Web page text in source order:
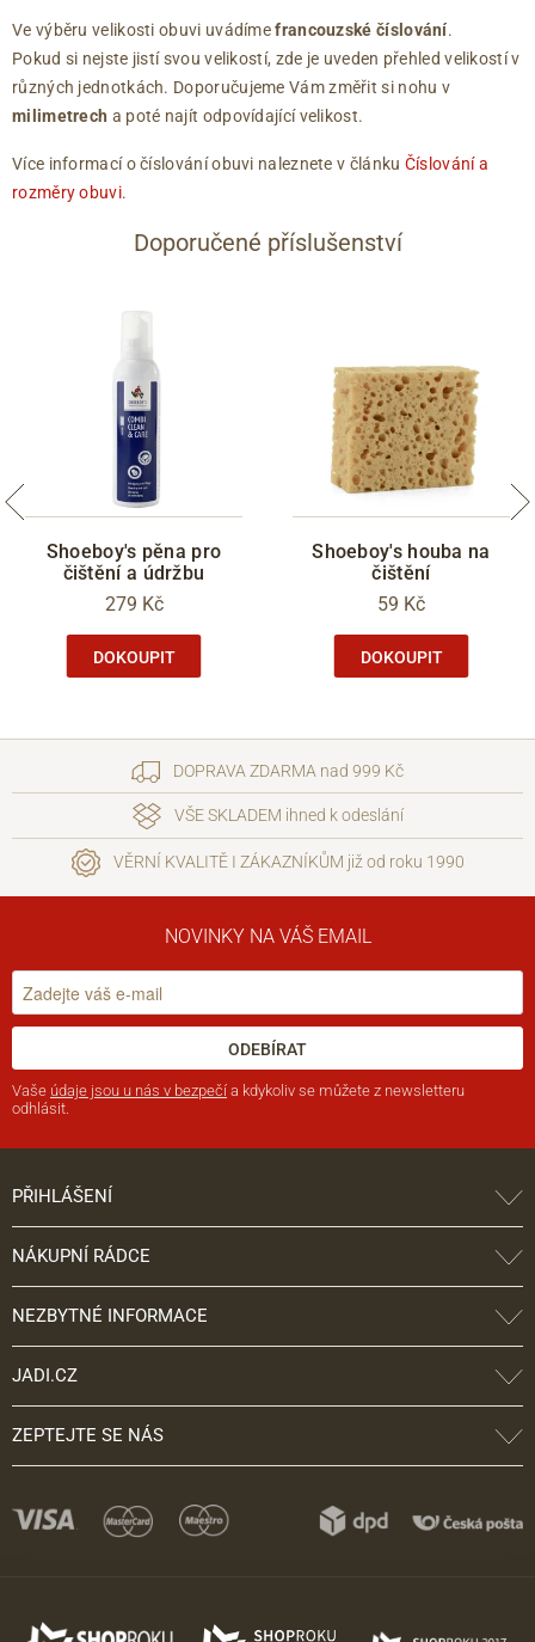
Ve výběru velikosti obuvi uvádímefrancouzské číslování.
Pokud si nejste jistí svou velikostí, zde je uveden přehled velikostí v
různých jednotkách. Doporučujeme Vám změřit si nohu v
milimetrech a poté najít odpovídající velikost.
Více informací o číslování obuvi naleznete v článku Číslování a
rozměry obuvi.
Doporučené příslušenství
Shoeboy's pěna pro
čištění a údržbu
279 Kč
DOKOUPIT
Shoeboy's houba na
čištění
59 Kč
DOKOUPIT
DOPRAVA ZDARMA nad 999 Kč
VŠE SKLADEM ihned k odeslání
VĚRNÍ KVALITĚ I ZÁKAZNÍKŮM již od roku 1990
NOVINKY NA VÁŠ EMAIL
ODEBÍRAT
Vaše údaje jsou u nás v bezpečí a kdykoliv se můžete z newsletteru
odhlásit.
PŘIHLÁŠENÍ
NÁKUPNÍ RÁDCE
NEZBYTNÉ INFORMACE
JADI.CZ
ZEPTEJTE SE NÁS